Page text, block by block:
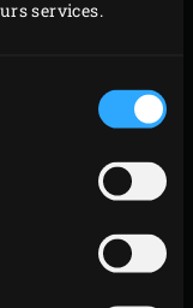
services.
le filet de limande
girolles autour.
autre. Fermez le
env. 20 minutes
atteigne une
vos légumes